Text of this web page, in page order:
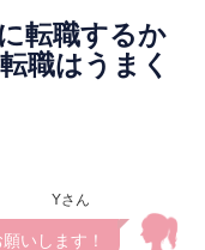
転職するか
職はうまく
Yさん
いします！